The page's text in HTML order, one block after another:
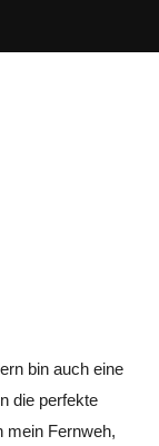
bin auch eine
die perfekte
mein Fernweh,